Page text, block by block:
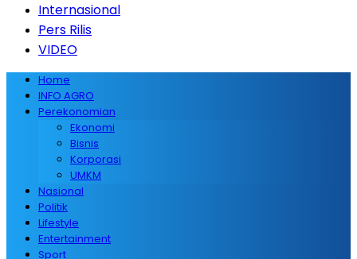
Internasional
Pers Rilis
VIDEO
Home
INFO AGRO
Perekonomian
Ekonomi
Bisnis
Korporasi
UMKM
Nasional
Politik
Lifestyle
Entertainment
Sport